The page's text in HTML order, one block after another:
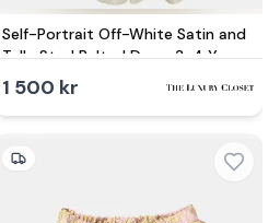
Self-Portrait Off-White Satin and
Tulle Stud Belted Dress 3-4 Yrs
1 500 kr